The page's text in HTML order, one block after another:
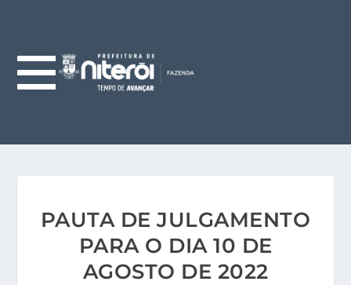
PAUTA DE JULGAMENTO
PARA O DIA 10 DE
AGOSTO DE 2022